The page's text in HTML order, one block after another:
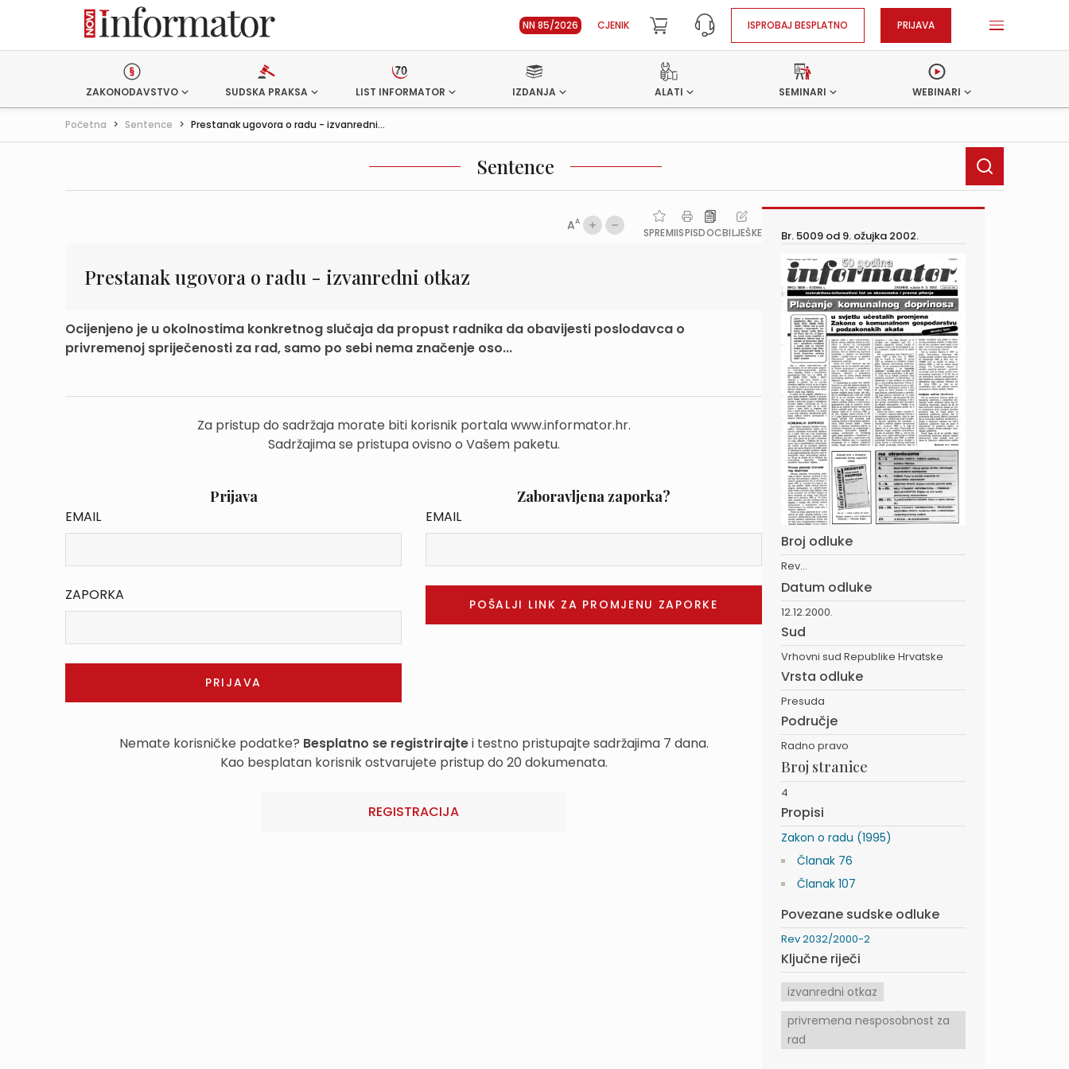
NN 85/2026 CJENIK ISPROBAJ BESPLATNO PRIJAVA
ZAKONODAVSTVO SUDSKA PRAKSA LIST INFORMATOR IZDANJA ALATI SEMINARI WEBINARI
Početna > Sentence > Prestanak ugovora o radu - izvanredni...
Sentence
AA
SPREMIISPISDOCBILJEŠKE
Prestanak ugovora o radu - izvanredni otkaz
Ocijenjeno je u okolnostima konkretnog slučaja da propust radnika da obavijesti poslodavca o
privremenoj spriječenosti za rad, samo po sebi nema značenje oso...
Za pristup do sadržaja morate biti korisnik portala www.informator.hr.
Sadržajima se pristupa ovisno o Vašem paketu.
Prijava
EMAIL
ZAPORKA
Zaboravljena zaporka?
EMAIL
Nemate korisničke podatke? Besplatno se registrirajtei testno pristupajte sadržajima 7 dana.
Kao besplatan korisnik ostvarujete pristup do 20 dokumenata.
REGISTRACIJA
Br. 5009 od 9. ožujka 2002.
Broj odluke
Rev...
Datum odluke
12.12.2000.
Sud
Vrhovni sud Republike Hrvatske
Vrsta odluke
Presuda
Područje
Radno pravo
Broj stranice
4
Propisi
Zakon o radu (1995)
Članak 76
Članak 107
Povezane sudske odluke
Rev 2032/2000-2
Ključne riječi
izvanredni otkaz
privremena nesposobnost za
rad